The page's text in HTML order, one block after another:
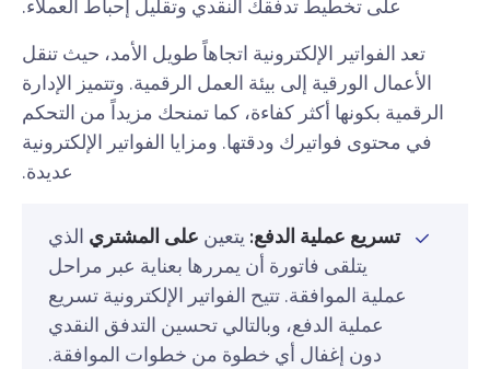
على تخطيط تدفقك النقدي وتقليل إحباط العملاء.
تعد الفواتير الإلكترونية اتجاهاً طويل الأمد، حيث تنقل
الأعمال الورقية إلى بيئة العمل الرقمية. وتتميز الإدارة
الرقمية بكونها أكثر كفاءة، كما تمنحك مزيداً من التحكم
في محتوى فواتيرك ودقتها. ومزايا الفواتير الإلكترونية
عديدة.
تسريع عملية الدفع: يتعين على المشتري الذي
يتلقى فاتورة أن يمررها بعناية عبر مراحل
عملية الموافقة. تتيح الفواتير الإلكترونية تسريع
عملية الدفع، وبالتالي تحسين التدفق النقدي
دون إغفال أي خطوة من خطوات الموافقة.